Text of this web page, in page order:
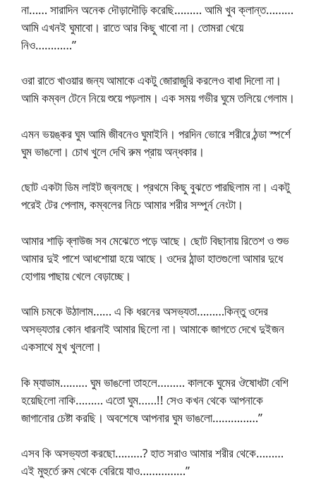
না…… সারাদিন অনেক দৌড়াদৌড়ি করেছি……… আমি খুব ক্লান্ত………
আমি এখনই ঘুমাবো। রাতে আর কিছু খাবো না। তোমরা খেয়ে
নিও…………”
ওরা রাতে খাওয়ার জন্য আমাকে একটু জোরাজুরি করলেও বাধা দিলো না।
আমি কম্বল টেনে নিয়ে শুয়ে পড়লাম। এক সময় গভীর ঘুমে তলিয়ে গেলাম।
এমন ভয়ঙ্কর ঘুম আমি জীবনেও ঘুমাইনি। পরদিন ভোরে শরীরে ঠন্ডা স্পর্শে
ঘুম ভাঙলো। চোখ খুলে দেখি রুম প্রায় অন্ধকার।
ছোট একটা ডিম লাইট জ্বলছে। প্রথমে কিছু বুঝতে পারছিলাম না। একটু
পরেই টের পেলাম, কম্বলের নিচে আমার শরীর সম্পুর্ন নেংটা।
আমার শাড়ি ব্লাউজ সব মেঝেতে পড়ে আছে। ছোট বিছানায় রিতেশ ও শুভ
আমার দুই পাশে আধশোয়া হয়ে আছে। ওদের ঠান্ডা হাতগুলো আমার দুধে
হোগায় পাছায় খেলে বেড়াচ্ছে।
আমি চমকে উঠালাম…… এ কি ধরনের অসভ্যতা………কিন্তু ওদের
অসভ্যতার কোন ধারনাই আমার ছিলো না। আমাকে জাগতে দেখে দুইজন
একসাথে মুখ খুললো।
কি ম্যাডাম……… ঘুম ভাঙলো তাহলে……… কালকে ঘুমের ঔষোধটা বেশি
হয়েছিলো নাকি……… এতো ঘুম……!! সেও কখন থেকে আপনাকে
জাগানোর চেষ্টা করছি। অবশেষে আপনার ঘুম ভাঙলো……………”
এসব কি অসভ্যতা করছো………? হাত সরাও আমার শরীর থেকে………
এই মুহুর্তে রুম থেকে বেরিয়ে যাও……………”